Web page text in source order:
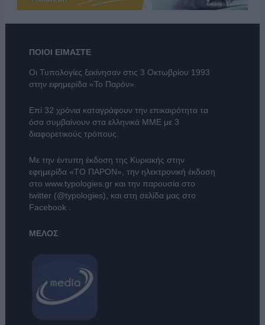
ΠΟΙΟΙ ΕΙΜΑΣΤΕ
Οι Τυπολογίες ξεκίνησαν στις 3 Οκτωβρίου 1993
στην εφημερίδα «Το Παρόν».
Επί 32 χρόνια καταγράφουν την επικαιρότητα τα
όσα συμβαίνουν στα ελληνικά ΜΜΕ με 3
διαφορετικούς τρόπους.
Με την έντυπη έκδοση της Κυριακής στην
εφημερίδα «ΤΟ ΠΑΡΟΝ» , την ηλεκτρονική έκδοση
στο www.typologies.grκαι την παρουσία στο
twitter (@typologies) , και στη σελίδα μας στο
Facebook
ΜΕΛΟΣ